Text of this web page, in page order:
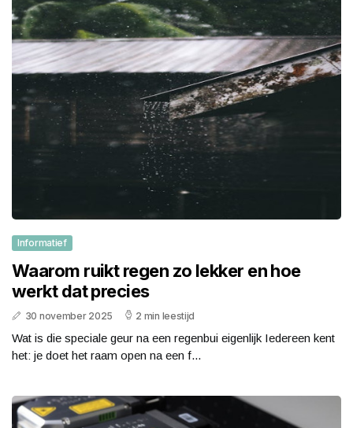
Informatief
Waarom ruikt regen zo lekker en hoe
werkt dat precies
30 november 2025 2 min leestijd
Wat is die speciale geur na een regenbui eigenlijk Iedereen kent
het: je doet het raam open na een f...